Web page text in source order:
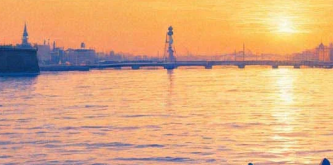
о жизни первобытных людей и приручении человеком волка , стала
рублей в 1309 кинотеатрах страны. Это первое место по итогам
снятой режиссером «Книги Илая» Альбертом Хьюзом, стало понятно в
— порядка 52 миллионов рублей. Любопытно, что у себя на
строчки, а ко второй неделе спустившись на седьмую. Выход ленты в
были убиты ради съемок.
и нынешнему уик-энду: вторую строчку по итогам рейтинга самых
двух недель — 783 миллиона), третью — новый мультфильм Марины
гранта Санкт-Петербурга